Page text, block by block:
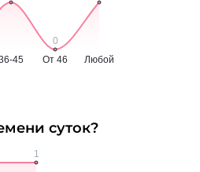
суток?